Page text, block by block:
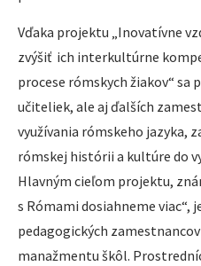
Vďaka projektu „Inovatívne
zvýšiť ich interkultúrne
procese rómskych žiakov“ sa
učiteliek, ale aj ďalších
využívania rómskeho jazyka,
rómskej histórii a kultúre do
Hlavným cieľom projektu,
s Rómami dosiahneme viac“,
pedagogických
manažmentu škôl.